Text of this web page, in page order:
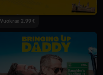
Vuokraa 2,99 €